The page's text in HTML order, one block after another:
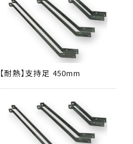
【耐熱】支持足 450mm